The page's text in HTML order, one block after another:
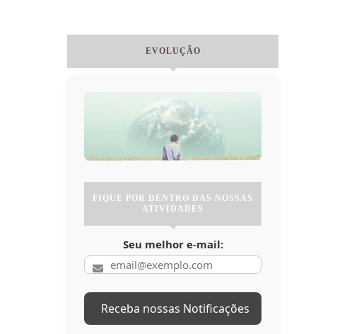
EVOLUÇÃO
FIQUE POR DENTRO DAS NOSSAS
ATIVIDADES
Seu melhor e-mail: